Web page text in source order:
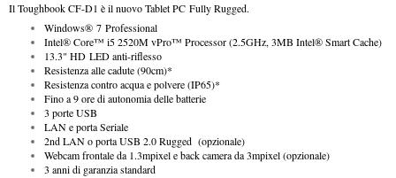
Il Toughbook CF-D1 è il nuovo Tablet PC Fully Rugged.
Windows® 7 Professional
Intel®Core™ i5 2520M vPro™ Processor (2.5GHz, 3MB Intel® Smart Cache)
13.3" HD LED anti-riflesso
Resistenza alle cadute (90cm)*
Resistenza contro acqua e polvere (IP65)*
Fino a 9 ore di autonomia delle batterie
3 porte USB
LAN e porta Seriale
2nd LAN o porta USB 2.0 Rugged (opzionale)
Webcam frontale da 1.3mpixel e back camera da 3mpixel (opzionale)
3 anni di garanzia standard